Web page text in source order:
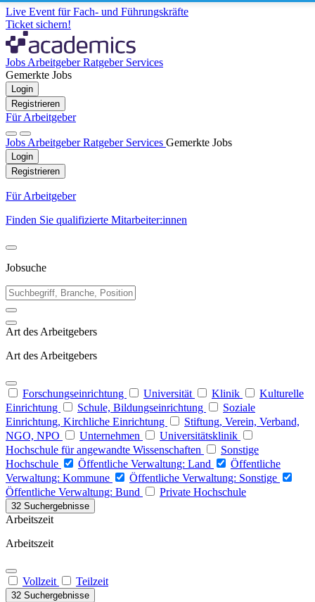
Live Event für Fach- und Führungskräfte
Ticket sichern!
Jobs ArbeitgeberRatgeber Services
Gemerkte Jobs
Login
Registrieren
Für Arbeitgeber
Jobs ArbeitgeberRatgeber Services Gemerkte Jobs
Login
Registrieren
Für Arbeitgeber
Finden Sie qualifizierte Mitarbeiter:innen
Jobsuche
Art des Arbeitgebers
Art des Arbeitgebers
Forschungseinrichtung Universität Klinik
Kulturelle
Einrichtung
Schule, Bildungseinrichtung
Soziale
Einrichtung, Kirchliche Einrichtung
Stiftung, Verein, Verband,
NGO, NPO
Unternehmen
Universitätsklinik
Hochschule für angewandte Wissenschaften
Sonstige
Hochschule
Öffentliche Verwaltung: Land
Öffentliche
Verwaltung: Kommune
Öffentliche Verwaltung: Sonstige
Öffentliche Verwaltung: Bund
Private Hochschule
32 Suchergebnisse
Arbeitszeit
Arbeitszeit
Vollzeit Teilzeit
32 Suchergebnisse